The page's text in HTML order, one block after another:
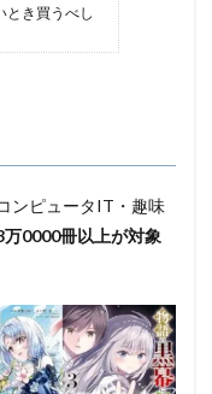
とき買うべし
ンピュータIT・趣味
万0000冊以上が対象